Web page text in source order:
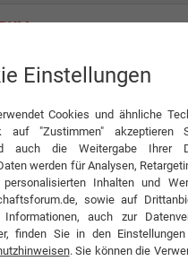
AG
Bergbahnen AG
EMPFEHLEN
Familien:
im Winter
Einstellungen
Cookies und ähnliche
auf "Zustimmen" akzeptieren
auch die Weitergabe Ihrer
werden für Analysen,
Inhalten und
sowie auf
auch zur
finden Sie in den
. Sie können die